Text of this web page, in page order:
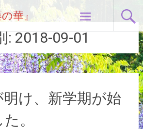
華』
: 2018-09-01
け、新学期が始
。